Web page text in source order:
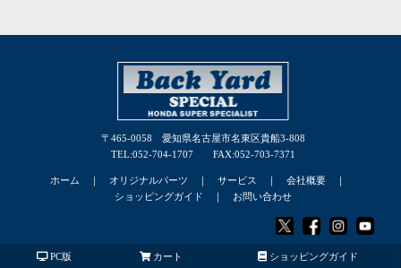
〒465-0058 愛知県名古屋市名東区貴船3-808
TEL:052-704-1707 FAX:052-703-7371
ホーム ｜ オリジナルパーツ ｜ サービス ｜ 会社概要 ｜
ショッピングガイド ｜ お問い合わせ
© 2025 BACK YARD SPECIAL Co., Ltd.
PC版 カート ショッピングガイド